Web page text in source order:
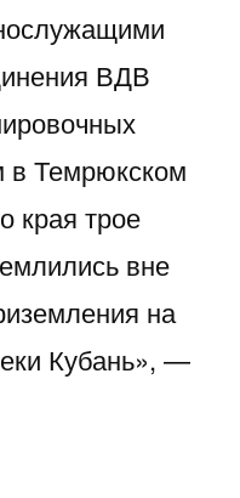
ВДВ
Темрюкском
края трое
вне
на
Кубань», —